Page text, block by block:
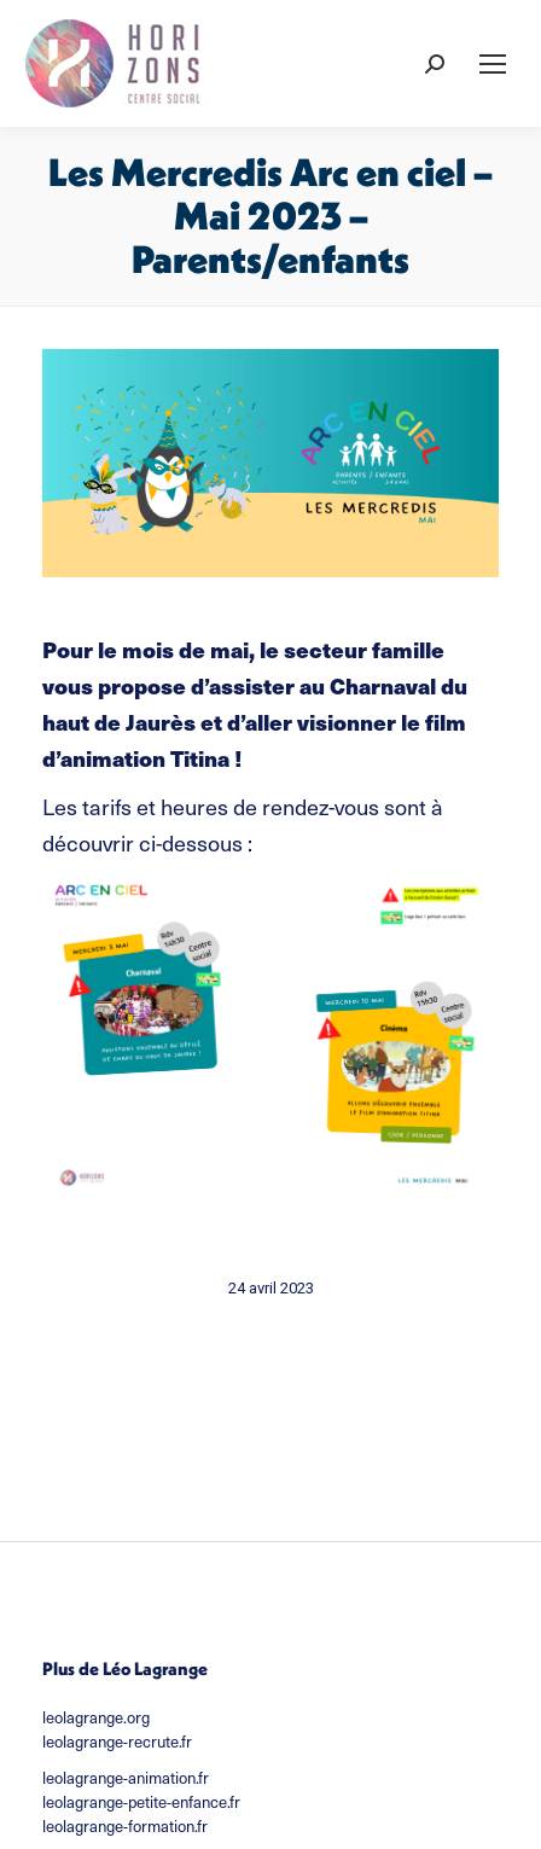
Recherche
Les Mercredis Arc en ciel –
Mai 2023 –
Parents/enfants
Pour le mois de mai, le secteur famille
vous propose d’assister au Charnaval du
haut de Jaurès et d’aller visionner le film
d’animation Titina !
Les tarifs et heures de rendez-vous sont à
découvrir ci-dessous :
24 avril 2023
Plus de Léo Lagrange
leolagrange.org
leolagrange-recrute.fr
leolagrange-animation.fr
leolagrange-petite-enfance.fr
leolagrange-formation.fr